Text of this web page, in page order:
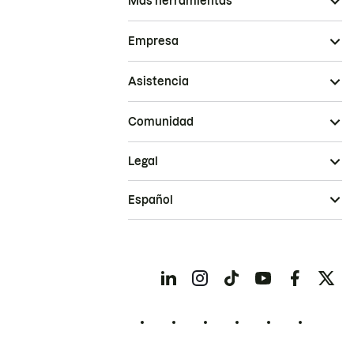
Empresa
Asistencia
Comunidad
Legal
Español